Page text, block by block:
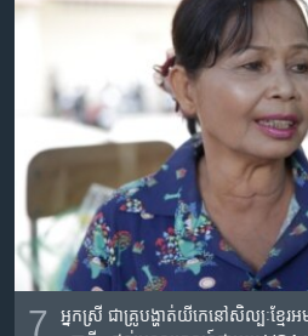
7
អ្នកស្រី​​ ជា​គ្រូ​បង្ហាត់យីកេ​នៅ​សិល្បៈ​ខ្មែ